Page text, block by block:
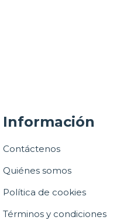
Información
Contáctenos
Quiénes somos
Política de cookies
Términos y condiciones